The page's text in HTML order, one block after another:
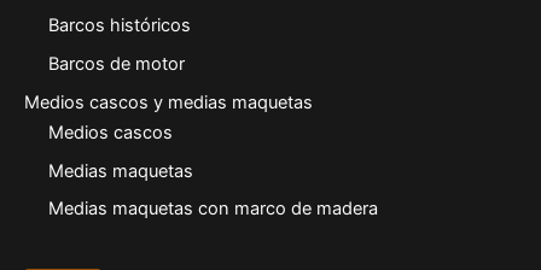
Barcos históricos
Barcos de motor
Medios cascos y medias maquetas
Medios cascos
Medias maquetas
Medias maquetas con marco de madera